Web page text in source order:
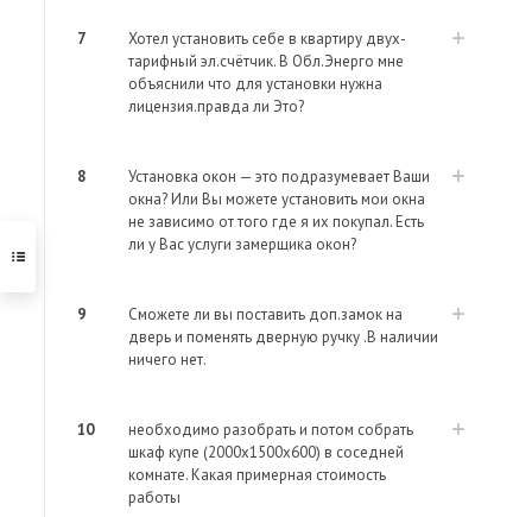
7
Хотел установить себе в квартиру двух-
тарифный эл.счётчик. В Обл.Энерго мне
объяснили что для установки нужна
лицензия.правда ли Это?
8
Установка окон — это подразумевает Ваши
окна? Или Вы можете установить мои окна
не зависимо от того где я их покупал. Есть
ли у Вас услуги замерщика окон?
9
Сможете ли вы поставить доп.замок на
дверь и поменять дверную ручку .В наличии
ничего нет.
10
необходимо разобрать и потом собрать
шкаф купе (2000х1500х600) в соседней
комнате. Какая примерная стоимость
работы